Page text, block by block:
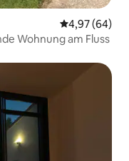
4,97 (64)
Wohnung am Fluss